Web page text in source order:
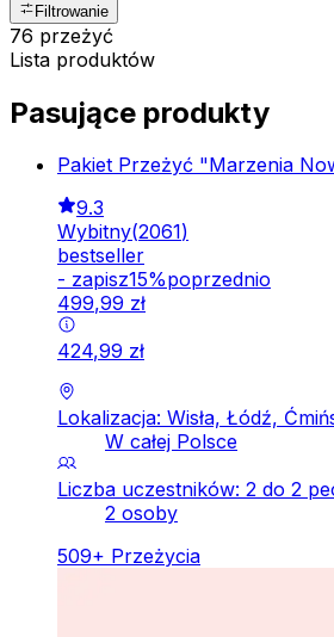
Filtrowanie
76 przeżyć
Lista produktów
Pasujące produkty
Pakiet Przeżyć "Marzenia
9.3
Wybitny(2061)
bestseller
- zapisz15%poprzednio
499,99 zł
424,99 zł
Lokalizacja: Wisła, Łódź,
W całej Polsce
Liczba uczestników: 2 do 2
2 osoby
509+ Przeżycia